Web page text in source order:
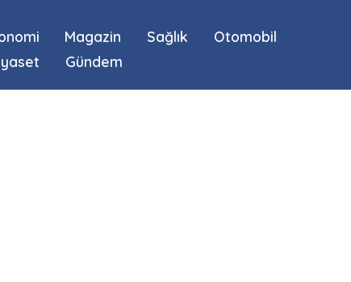
Magazin Sağlık
Otomobil
Gündem